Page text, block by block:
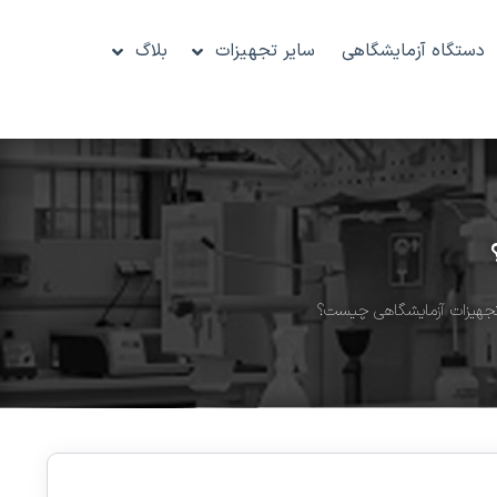
دستگاه آزمایشگاهی سایر تجهیزات بلاگ
آزمایشگاهی چیست؟